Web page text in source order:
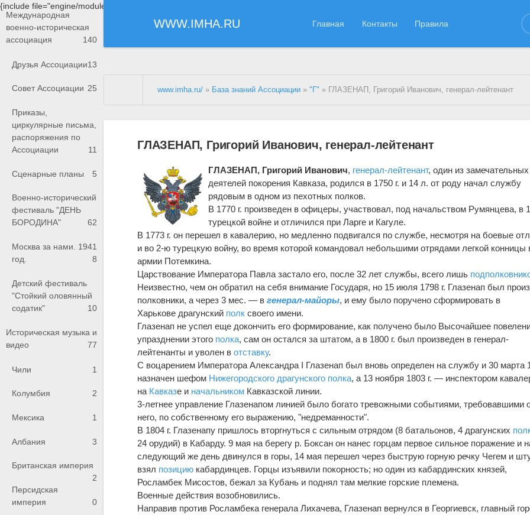
{include file="engine/modules/saperu/head.php"}
WWW.IMHA.RU Главная Контакты Правила
Международная
военно-историческая
ассоциация
140
Друзья Ассоциации13
Совет Ассоциации 25
Приказы,
циркулярные письма,
распоряжения по
Ассоциации
11
Сценарные планы 5
Военно-исторический
фестиваль "ДЕНЬ
БОРОДИНА"
62
Москва за нами. 1941
год.
8
Детский фестиваль
"Стойкий оловянный
содатик"
10
Историческая музыка и
видео
77
Чили 1
Колумбия 2
Мексика 1
Албания 3
Британская империя
2
Персидская
империя
0
www.imha.ru/ » База знаний Ассоциации »"Г" » ГЛАЗЕНАП, Григорий Иванович, генерал-лейтенант
ГЛАЗЕНАП, Григорий Иванович, генерал-лейтенант
ГЛАЗЕНАП, Григорий Иванович, генерал-лейтенант, один из замечательных
деятелей покорения Кавказа, родился в 1750 г. и 14 л. от роду начал службу
рядовым в одном из пехотных полков.
В 1770 г. произведен в офицеры, участвовал, под начальством Румянцева, в
турецкой войне и отличился при Ларге и Кагуле.
В 1773 г. он перешел в кавалерию, но медленно подвигался по службе, несмотря на боевые
и во 2-ю турецкую войну, во время которой командовал небольшими отрядами легкой конницы
армии Потемкина.
Царствование Императора Павла застало его, после 32 лет службы, всего лишь
Неизвестно, чем он обратил на себя внимание Государя, но 15 июля 1798 г. Глазенап был
полковники, а через 3 мес. — вгенерал-майоры, и ему было поручено сформировать в
Харькове драгунский полк своего имени.
Глазенап не успел еще докончить его формирование, как получено было Высочайшее повеле
упразднении этого полка, сам он остался за штатом, а в 1800 г. был произведен в генерал-
лейтенанты и уволен вотставку.
С воцарением Императора Александра I Глазенап был вновь определен на службу и 30 марта
назначен шефом Нижегородского драгунского полка, а 13 ноября 1803 г. — инспектором
на Кавказе и начальником Кавказской линии.
3-летнее управление Глазенапом линией было богато тревожными событиями, требовавшими
него, по собственному его выражению, "недреманности".
В 1804 г. Глазенапу пришлось вторгнуться с сильным отрядом (8 батальонов, 4 драгунских
24 орудий) в Кабарду. 9 мая на берегу р. Боксан он нанес горцам первое сильное поражение и
следующий же день двинулся в горы, 14 мая перешел через быструю горную речку Чегем и
взял позицию кабардинцев. Горцы изъявили покорность; но один из кабардинских князей,
Росламбек Мисостов, бежал за Кубань и поднял там мелкие горские племена.
Военные действия возобновились.
Направив против Росламбека генерала Лихачева, Глазенап вернулся в Георгиевск, главный